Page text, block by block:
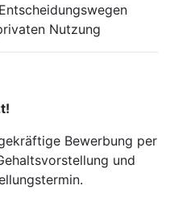
Nutzung
Bewerbung per
und